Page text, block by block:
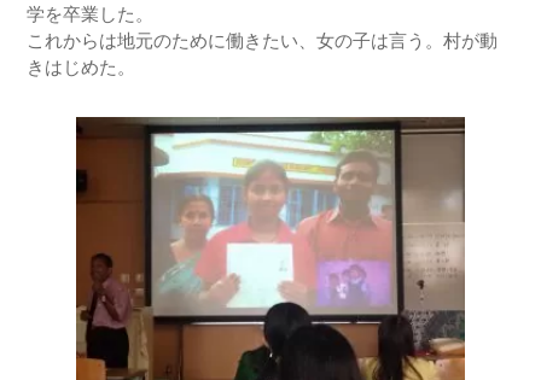
学を卒業した。
これからは地元のために働きたい、女の子は言う。村が動
きはじめた。